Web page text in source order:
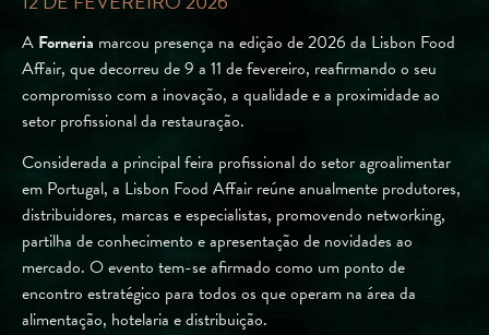
A Forneria marcou presença na edição de 2026 da Lisbon Food
Affair, que decorreu de 9 a 11 de fevereiro, reafirmando o seu
compromisso com a inovação, a qualidade e a proximidade ao
setor profissional da restauração.
Considerada a principal feira profissional do setor agroalimentar
em Portugal, a Lisbon Food Affair reúne anualmente produtores,
distribuidores, marcas e especialistas, promovendo networking,
partilha de conhecimento e apresentação de novidades ao
mercado. O evento tem-se afirmado como um ponto de
encontro estratégico para todos os que operam na área da
alimentação, hotelaria e distribuição.